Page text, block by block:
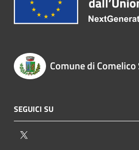
Comune di
SEGUICI SU